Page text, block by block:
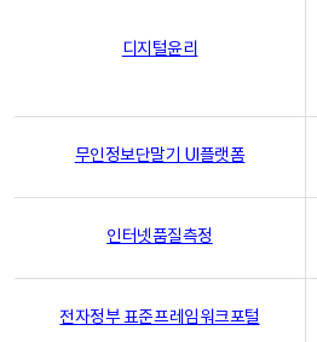
디지털윤리
무인정보단말기 UI플랫폼
인터넷품질측정
전자정부 표준프레임워크포털